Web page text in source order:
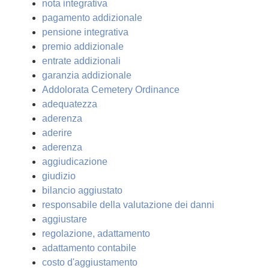
nota integrativa
pagamento addizionale
pensione integrativa
premio addizionale
entrate addizionali
garanzia addizionale
Addolorata Cemetery Ordinance
adequatezza
aderenza
aderire
aderenza
aggiudicazione
giudizio
bilancio aggiustato
responsabile della valutazione dei danni
aggiustare
regolazione, adattamento
adattamento contabile
costo d'aggiustamento